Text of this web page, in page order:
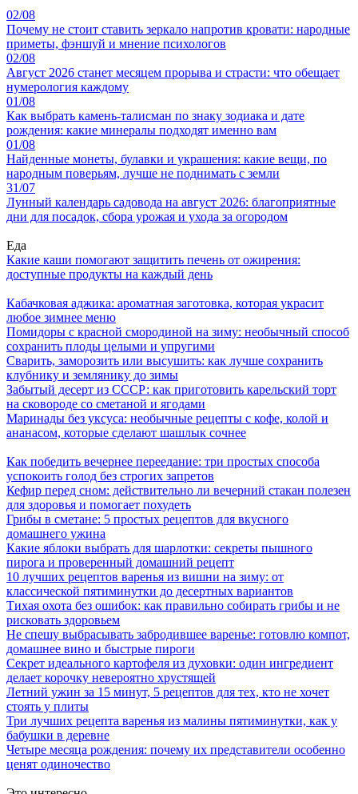
02/08
Почему не стоит ставить зеркало напротив кровати: народные
приметы, фэншуй и мнение психологов
02/08
Август 2026 станет месяцем прорыва и страсти: что обещает
нумерология каждому
01/08
Как выбрать камень-талисман по знаку зодиака и дате
рождения: какие минералы подходят именно вам
01/08
Найденные монеты, булавки и украшения: какие вещи, по
народным поверьям, лучше не поднимать с земли
31/07
Лунный календарь садовода на август 2026: благоприятные
дни для посадок, сбора урожая и ухода за огородом
Еда
Какие каши помогают защитить печень от ожирения:
доступные продукты на каждый день
Кабачковая аджика: ароматная заготовка, которая украсит
любое зимнее меню
Помидоры с красной смородиной на зиму: необычный способ
сохранить плоды целыми и упругими
Сварить, заморозить или высушить: как лучше сохранить
клубнику и землянику до зимы
Забытый десерт из СССР: как приготовить карельский торт
на сковороде со сметаной и ягодами
Маринады без уксуса: необычные рецепты с кофе, колой и
ананасом, которые сделают шашлык сочнее
Как победить вечернее переедание: три простых способа
успокоить голод без строгих запретов
Кефир перед сном: действительно ли вечерний стакан полезен
для здоровья и помогает похудеть
Грибы в сметане: 5 простых рецептов для вкусного
домашнего ужина
Какие яблоки выбрать для шарлотки: секреты пышного
пирога и проверенный домашний рецепт
10 лучших рецептов варенья из вишни на зиму: от
классической пятиминутки до десертных вариантов
Тихая охота без ошибок: как правильно собирать грибы и не
рисковать здоровьем
Не спешу выбрасывать забродившее варенье: готовлю компот,
домашнее вино и быстрые пироги
Секрет идеального картофеля из духовки: один ингредиент
делает корочку невероятно хрустящей
Летний ужин за 15 минут, 5 рецептов для тех, кто не хочет
стоять у плиты
Три лучших рецепта варенья из малины пятиминутки, как у
бабушки в деревне
Четыре месяца рождения: почему их представители особенно
ценят одиночество